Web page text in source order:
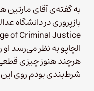
الچاپو به نظر می‌رسد او
هرچند هنوز چیزی
شرط‌‌بندی بودم روی